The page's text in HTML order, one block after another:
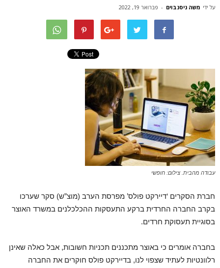
על ידי משה ניסנבוים - פברואר 19, 2022
עבודה מהבית. צילום: חופשי
חברת הסקרים ‘דיירקט פולס’ מפרסת הערב (מוצ”ש) סקר שערכו
בקרב החברה החרדית ברקע התעסקות ההכלכלנים במשרד האוצר
בסוגיית תעסוקת חרדים.
בחברה אומרים כי באוצר מתכננים תכניות חשובות, אבל כאלה שאינן
רלוונטיות לעתיד שצפוי לנו, בדיירקט פולס חוקרים את החברה